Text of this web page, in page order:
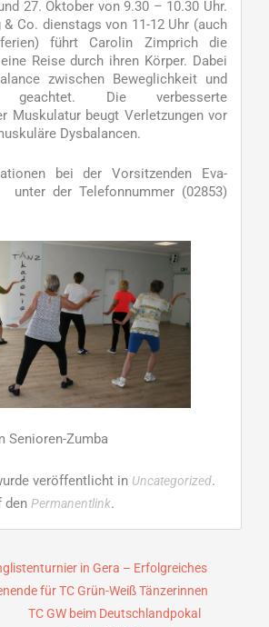
27. Oktober von 9.30 – 10.30 Uhr.
Co. dienstags von 11-12 Uhr (auch
führt Carolin Zimprich die
Reise durch ihren Körper. Dabei
zwischen Beweglichkeit und
geachtet. Die verbesserte
Muskulatur beugt Verletzungen vor
Dysbalancen.
bei der Vorsitzenden Eva-
unter der Telefonnummer (02853)
Senioren-Zumba
veröffentlicht in Uncategorized.
den Permanentlink.
in Gera – Erfolgreiches
für TC Grün-Weiß Tänzerinnen
TC GW beim Deutschlandpokal